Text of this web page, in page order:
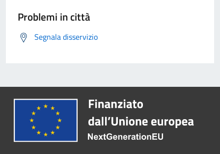
Problemi in città
Segnala disservizio